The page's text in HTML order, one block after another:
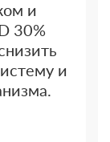
и
30%
и